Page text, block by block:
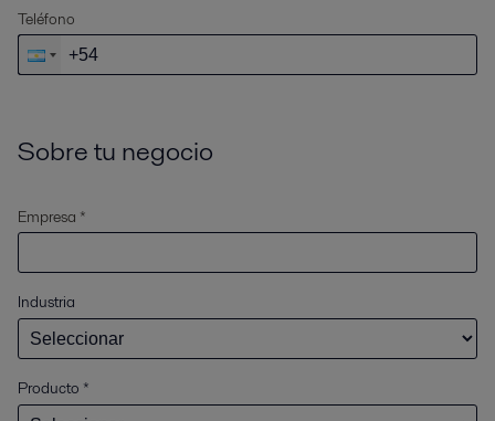
Teléfono
Sobre tu negocio
Empresa *
Industria
Producto *